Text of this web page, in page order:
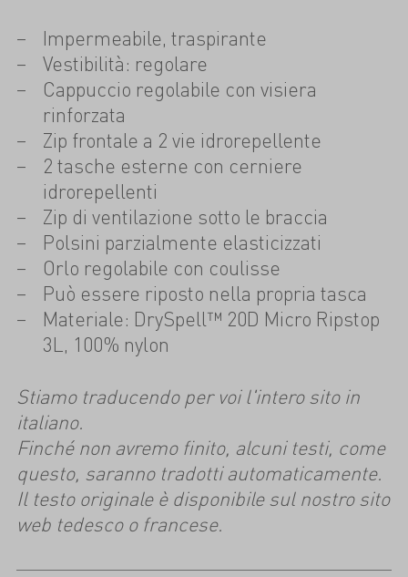
Impermeabile, traspirante
Vestibilità: regolare
Cappuccio regolabile con visiera
rinforzata
Zip frontale a 2 vie idrorepellente
2 tasche esterne con cerniere
idrorepellenti
Zip di ventilazione sotto le braccia
Polsini parzialmente elasticizzati
Orlo regolabile con coulisse
Può essere riposto nella propria tasca
Materiale: DrySpell™ 20D Micro Ripstop
3L, 100% nylon
Stiamo traducendo per voi l'intero sito in
italiano.
Finché non avremo finito, alcuni testi, come
questo, saranno tradotti automaticamente.
Il testo originale è disponibile sul nostro sito
web tedesco o francese.